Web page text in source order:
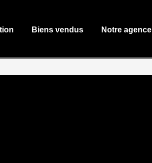
Biens vendus Notre agence